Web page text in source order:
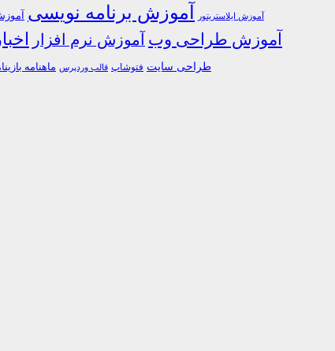
آموزش ایلاستریتور آموزش برنامه نویسی
آموزش طراحی وب آموزش نرم افزار
طراحی سایت فتوشاپ قالب وردپرس ماهنامه